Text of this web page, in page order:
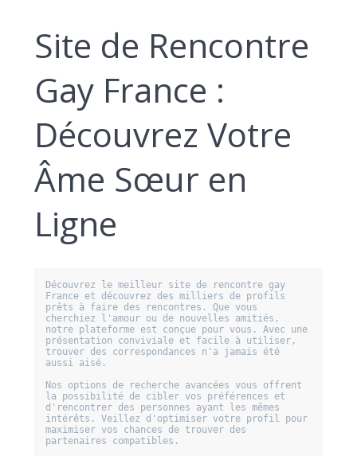
Site de Rencontre
Gay France :
Découvrez Votre
Âme Sœur en
Ligne
Découvrez le meilleur site de rencontre gay
France et découvrez des milliers de profils
prêts à faire des rencontres. Que vous
cherchiez l'amour ou de nouvelles amitiés,
notre plateforme est conçue pour vous. Avec une
présentation conviviale et facile à utiliser,
trouver des correspondances n'a jamais été
aussi aisé.
Nos options de recherche avancées vous offrent
la possibilité de cibler vos préférences et
d'rencontrer des personnes ayant les mêmes
intérêts. Veillez d'optimiser votre profil pour
maximiser vos chances de trouver des
partenaires compatibles.